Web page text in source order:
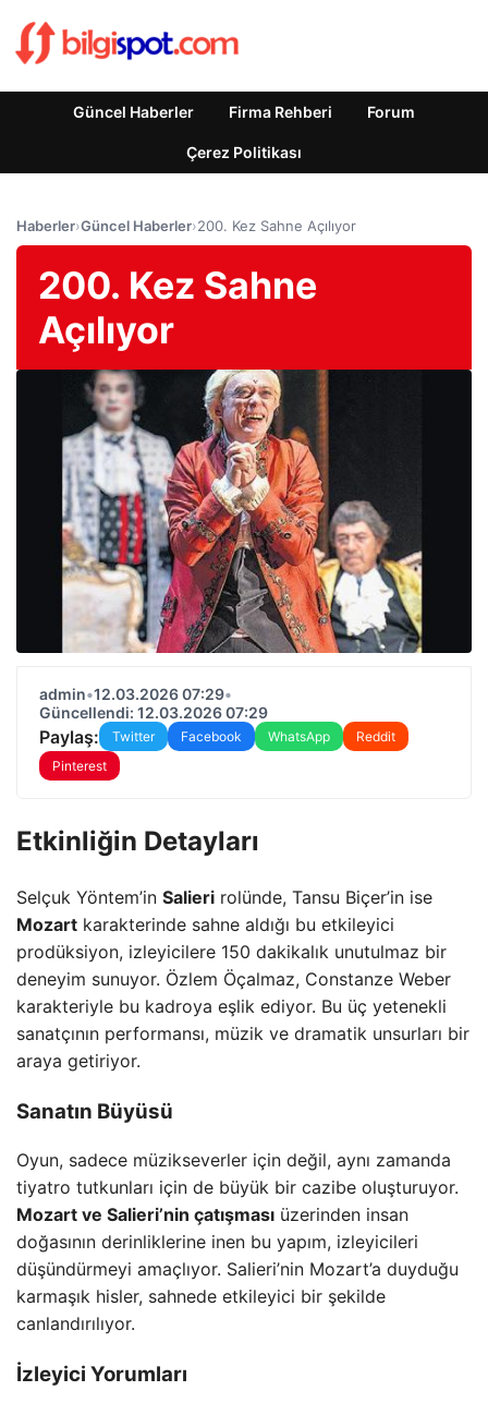
Güncel Haberler Firma Rehberi Forum
Çerez Politikası
Haberler›Güncel Haberler›200. Kez Sahne Açılıyor
200. Kez Sahne
Açılıyor
admin•12.03.2026 07:29•
Güncellendi: 12.03.2026 07:29
Paylaş: Twitter Facebook WhatsApp
Reddit
Pinterest
Etkinliğin Detayları
Selçuk Yöntem’in Salieri rolünde, Tansu Biçer’in ise
Mozart karakterinde sahne aldığı bu etkileyici
prodüksiyon, izleyicilere 150 dakikalık unutulmaz bir
deneyim sunuyor. Özlem Öçalmaz, Constanze Weber
karakteriyle bu kadroya eşlik ediyor. Bu üç yetenekli
sanatçının performansı, müzik ve dramatik unsurları bir
araya getiriyor.
Sanatın Büyüsü
Oyun, sadece müzikseverler için değil, aynı zamanda
tiyatro tutkunları için de büyük bir cazibe oluşturuyor.
Mozart ve Salieri’nin çatışması üzerinden insan
doğasının derinliklerine inen bu yapım, izleyicileri
düşündürmeyi amaçlıyor. Salieri’nin Mozart’a duyduğu
karmaşık hisler, sahnede etkileyici bir şekilde
canlandırılıyor.
İzleyici Yorumları